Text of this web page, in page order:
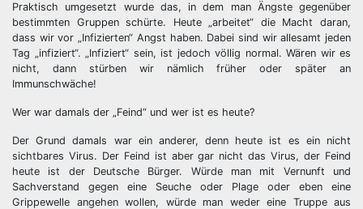
Praktisch umgesetzt wurde das, in dem man Ängste gegenüber
bestimmten Gruppen schürte. Heute „arbeitet“ die Macht daran,
dass wir vor „Infizierten“ Angst haben. Dabei sind wir allesamt jeden
Tag „infiziert“. „Infiziert“ sein, ist jedoch völlig normal. Wären wir es
nicht, dann stürben wir nämlich früher oder später an
Immunschwäche!
Wer war damals der „Feind“ und wer ist es heute?
Der Grund damals war ein anderer, denn heute ist es ein nicht
sichtbares Virus. Der Feind ist aber gar nicht das Virus, der Feind
heute ist der Deutsche Bürger. Würde man mit Vernunft und
Sachverstand gegen eine Seuche oder Plage oder eben eine
Grippewelle angehen wollen, würde man weder eine Truppe aus